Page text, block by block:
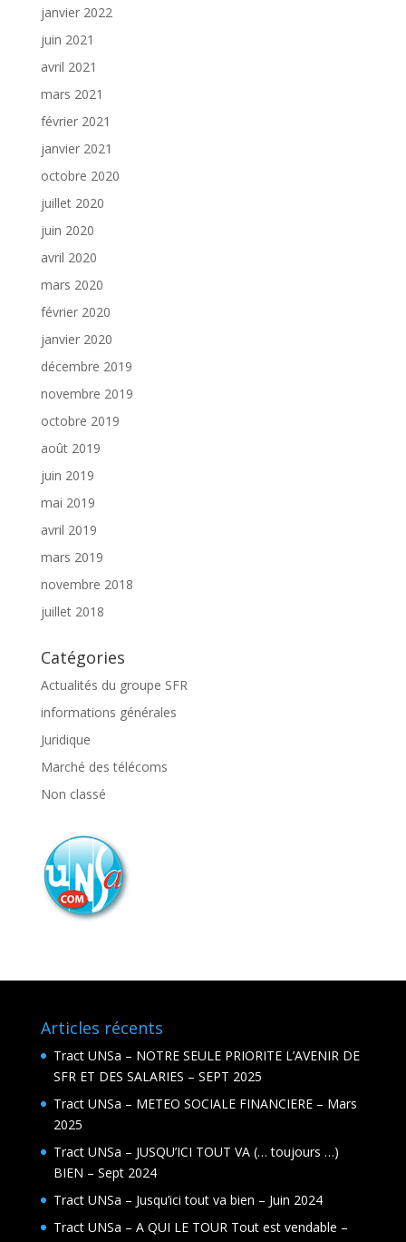
janvier 2022
juin 2021
avril 2021
mars 2021
février 2021
janvier 2021
octobre 2020
juillet 2020
juin 2020
avril 2020
mars 2020
février 2020
janvier 2020
décembre 2019
novembre 2019
octobre 2019
août 2019
juin 2019
mai 2019
avril 2019
mars 2019
novembre 2018
juillet 2018
Catégories
Actualités du groupe SFR
informations générales
Juridique
Marché des télécoms
Non classé
Articles récents
Tract UNSa – NOTRE SEULE PRIORITE L’AVENIR DE
SFR ET DES SALARIES – SEPT 2025
Tract UNSa – METEO SOCIALE FINANCIERE – Mars
2025
Tract UNSa – JUSQU’ICI TOUT VA (… toujours …)
BIEN – Sept 2024
Tract UNSa – Jusqu’ici tout va bien – Juin 2024
Tract UNSa – A QUI LE TOUR Tout est vendable –